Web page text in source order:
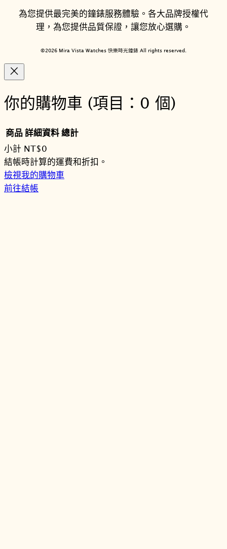
為您提供最完美的鐘錶服務體驗。各大品牌授權代
理，為您提供品質保證，讓您放心選購。
©2026 Mira Vista Watches 快樂時光鐘錶 All rights reserved.
你的購物車 (項目：0 個)
購
物
車
商品詳細資料總計
小計 NT$0
結帳時計算的運費和折扣。
檢視我的購物車
前往結帳